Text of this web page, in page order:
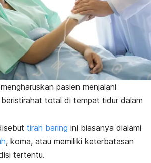
pasien menjalani
total di tempat tidur dalam
tirah baring ini biasanya dialami
, koma, atau memiliki keterbatasan
tertentu.